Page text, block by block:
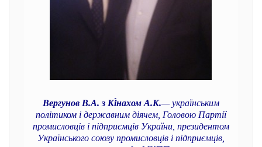
Вергунов В.А. з Кі́нахом А.К.— українським
політиком і державним діячем, Головою Партії
промисловців і підприємців України, президентом
Українського союзу промисловців і підприємців,